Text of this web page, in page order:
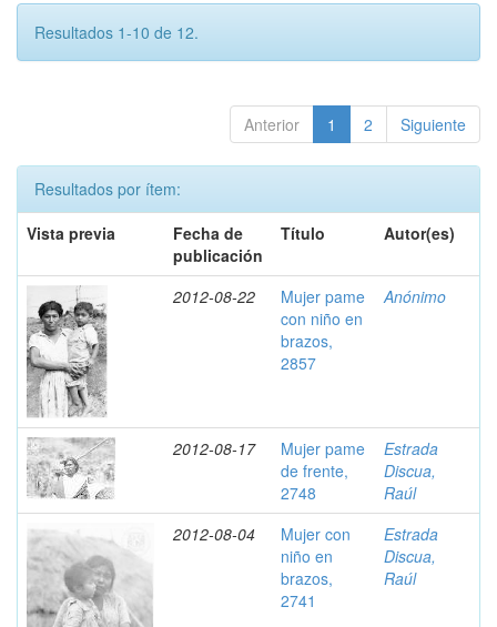
Resultados 1-10 de 12.
Anterior 1 2 Siguiente
Resultados por ítem:
Vista previa
Fecha de
publicación
Título Autor(es)
2012-08-22
Mujer pame
con niño en
brazos,
2857
Anónimo
2012-08-17
Mujer pame
de frente,
2748
Estrada
Discua,
Raúl
2012-08-04
Mujer con
niño en
brazos,
2741
Estrada
Discua,
Raúl